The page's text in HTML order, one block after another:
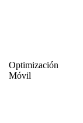
Optimización
Móvil